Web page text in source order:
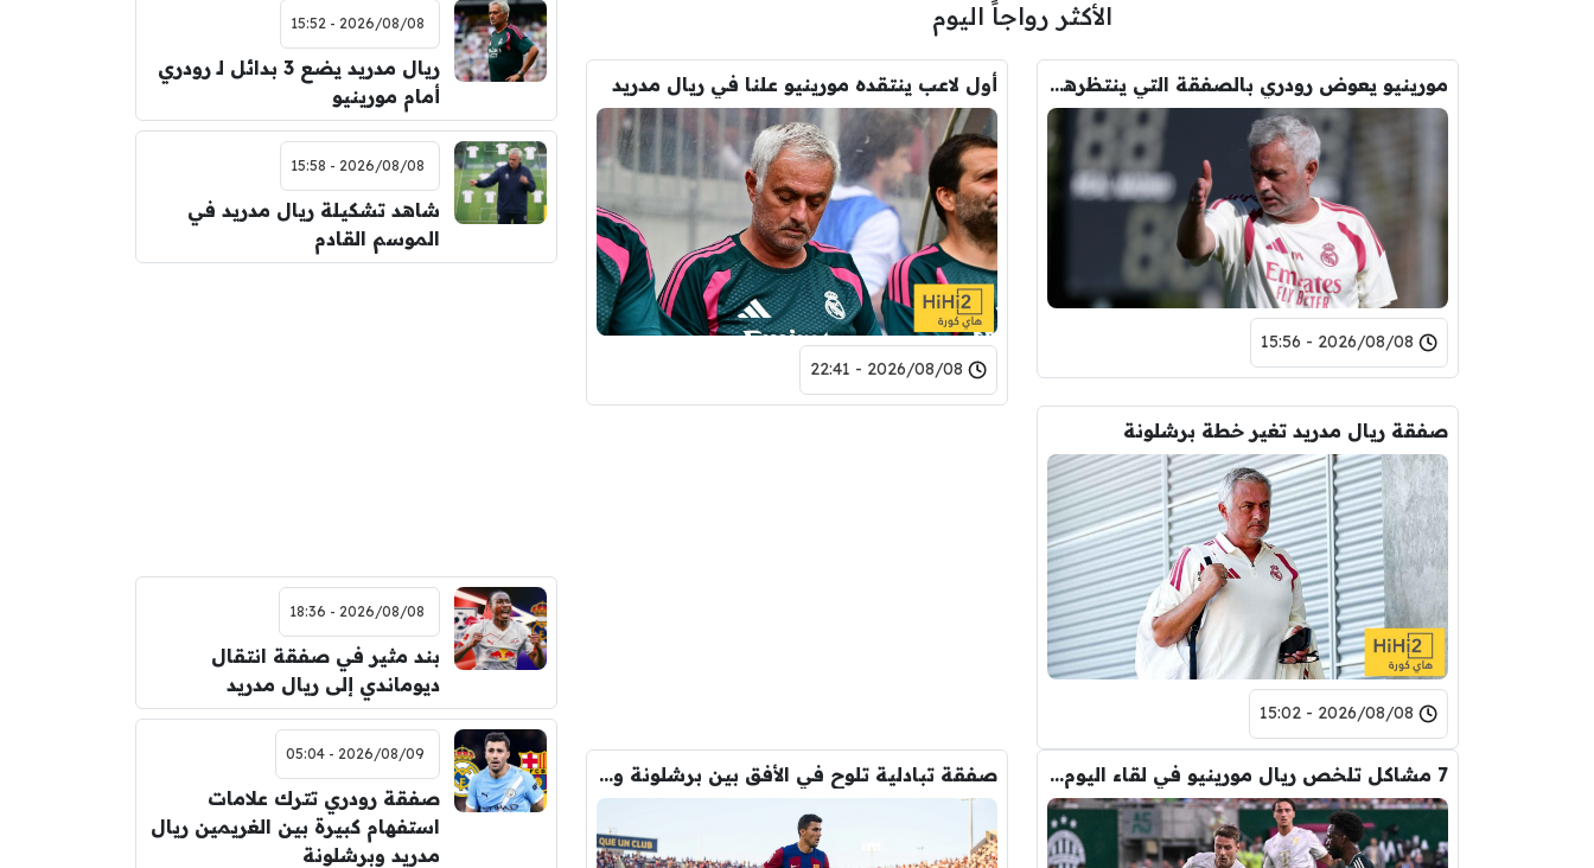
الأكثر رواجاً اليوم
مورينيو يعوض رودري بالصفقة التي ينتظرها جمهور الريال
2026/08/08 - 15:56
أول لاعب ينتقده مورينيو علنا في ريال مدريد
2026/08/08 - 22:41
صفقة ريال مدريد تغير خطة برشلونة
2026/08/08 - 15:02
7 مشاكل تلخص ريال مورينيو في لقاء اليوم امام فيرينكفاروش صفقة تبادلية تلوح في الأفق بين برشلونة والسيتي لحسم صفقة رودري
2026/08/08 - 15:52
ريال مدريد يضع 3 بدائل لـ رودري
أمام مورينيو
2026/08/08 - 15:58
شاهد تشكيلة ريال مدريد في
الموسم القادم
2026/08/08 - 18:36
بند مثير في صفقة انتقال
ديوماندي إلى ريال مدريد
2026/08/09 - 05:04
صفقة رودري تترك علامات
استفهام كبيرة بين الغريمين ريال
مدريد وبرشلونة